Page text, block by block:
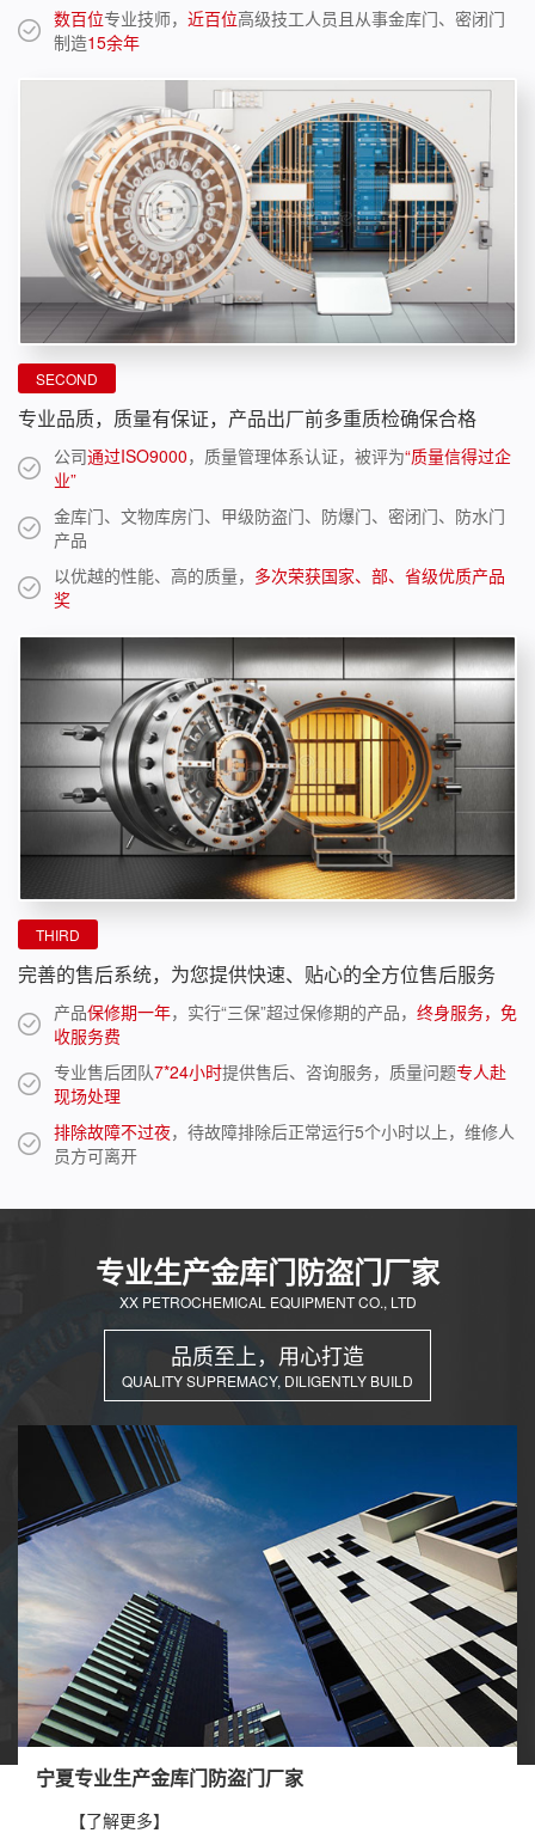
数百位专业技师， 近百位高级技工人员且从事金库门、密闭门
制造15余年
SECOND
专业品质，质量有保证，产品出厂前多重质检确保合格
公司通过ISO9000，质量管理体系认证，被评为“质量信得过企
业”
金库门、文物库房门、甲级防盗门、防爆门、密闭门、防水门
产品
以优越的性能、高的质量， 多次荣获国家、部、省级优质产品
奖
THIRD
完善的售后系统，为您提供快速、贴心的全方位售后服务
产品保修期一年，实行“三保”超过保修期的产品， 终身服务，免
收服务费
专业售后团队7*24小时提供售后、咨询服务，质量问题专人赴
现场处理
排除故障不过夜，待故障排除后正常运行5个小时以上，维修人
员方可离开
专业生产金库门防盗门厂家
XX PETROCHEMICAL EQUIPMENT CO., LTD
品质至上，用心打造
QUALITY SUPREMACY, DILIGENTLY BUILD
宁夏专业生产金库门防盗门厂家
【了解更多】